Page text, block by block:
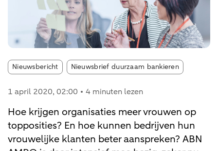
Nieuwsbericht Article tags:
Nieuwsbrief duurzaam bankieren
1 april 2020, 02:00 4 minuten lezen
Hoe krijgen organisaties meer vrouwen op
topposities? En hoe kunnen bedrijven hun
vrouwelijke klanten beter aanspreken? ABN